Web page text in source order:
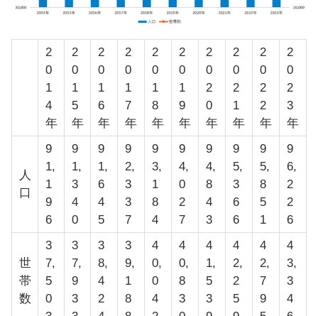
2
0
1
4
年
2
0
1
5
年
2
0
1
6
年
2
0
1
7
年
2
0
1
8
年
2
0
1
9
年
2
0
2
0
年
2
0
2
1
年
2
0
2
2
年
2
0
2
3
年
人
口
9
1,
1
9
6
9
1,
3
4
0
9
1,
6
4
5
9
2,
3
3
7
9
3,
1
8
4
9
4,
0
2
7
9
4,
8
4
3
9
5,
3
6
6
9
5,
8
5
1
9
6,
2
2
6
世
帯
数
3
7,
5
0
3
7,
9
3
3
8,
4
2
3
9,
1
8
4
0,
0
4
4
0,
8
3
4
1,
5
3
4
2,
2
5
4
2,
7
9
4
3,
3
4